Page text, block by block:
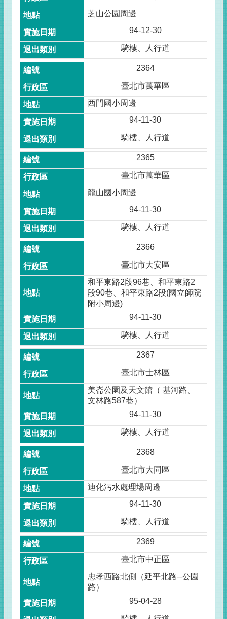
芝山公園周邊
94-12-30
騎樓、人行道
2364
臺北市萬華區
西門國小周邊
94-11-30
騎樓、人行道
2365
臺北市萬華區
龍山國小周邊
94-11-30
騎樓、人行道
2366
臺北市大安區
和平東路2段96巷、和平東路2
段90巷、和平東路2段(國立師院
附小周邊)
94-11-30
騎樓、人行道
2367
臺北市士林區
美崙公園及天文館（ 基河路、
文林路587巷）
94-11-30
騎樓、人行道
2368
臺北市大同區
迪化污水處理場周邊
94-11-30
騎樓、人行道
2369
臺北市中正區
忠孝西路北側（延平北路─公園
路）
95-04-28